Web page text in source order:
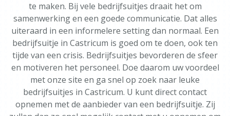
te maken. Bij vele bedrijfsuitjes draait het om
samenwerking en een goede communicatie. Dat alles
uiteraard in een informelere setting dan normaal. Een
bedrijfsuitje in Castricum is goed om te doen, ook ten
tijde van een crisis. Bedrijfsuitjes bevorderen de sfeer
en motiveren het personeel. Doe daarom uw voordeel
met onze site en ga snel op zoek naar leuke
bedrijfsuitjes in Castricum. U kunt direct contact
opnemen met de aanbieder van een bedrijfsuitje. Zij